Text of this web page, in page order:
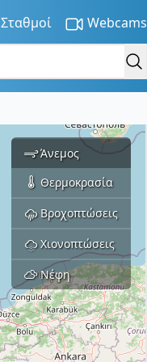
Σταθμοί Webcams
Άνεμος
Θερμοκρασία
Βροχοπτώσεις
Χιονοπτώσεις
Νέφη